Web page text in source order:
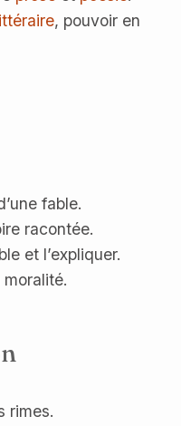
, pouvoir en
fable.
racontée.
et l’expliquer.
moralité.
rimes.